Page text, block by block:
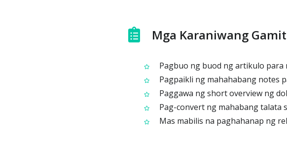
Mga Karaniwang Gamit
Pagbuo ng buod ng artikulo para
Pagpaikli ng mahahabang notes
Paggawa ng short overview ng
Pag-convert ng mahabang talata
Mas mabilis na paghahanap ng